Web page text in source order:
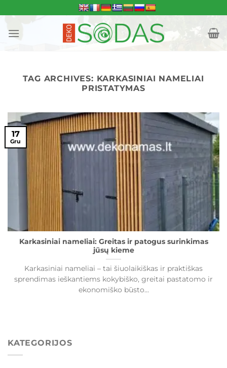
to
content
TAG ARCHIVES: KARKASINIAI NAMELIAI
PRISTATYMAS
Karkasiniai nameliai: Greitas ir patogus surinkimas
jūsų kieme
Karkasiniai nameliai – tai šiuolaikiškas ir praktiškas
sprendimas ieškantiems kokybiško, greitai pastatomo ir
ekonomiško būsto...
17
Gru
KATEGORIJOS